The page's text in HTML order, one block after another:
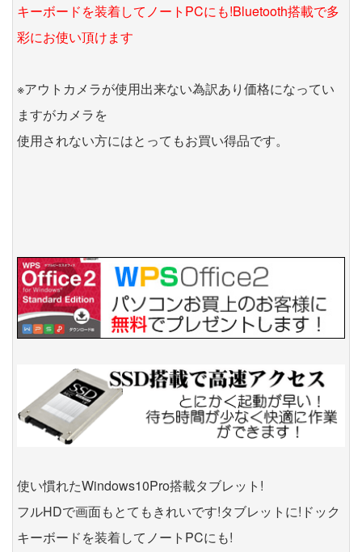
キーボードを装着してノートPCにも!Bluetooth搭載で多
彩にお使い頂けます
※アウトカメラが使用出来ない為訳あり価格になってい
ますがカメラを
使用されない方にはとってもお買い得品です。
使い慣れたWindows10Pro搭載タブレット!
フルHDで画面もとてもきれいです!タブレットに!ドック
キーボードを装着してノートPCにも!